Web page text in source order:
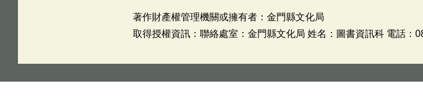
著作財產權管理機關或擁有者：金門縣文化局
取得授權資訊：聯絡處室：金門縣文化局 姓名：圖書資訊科 電話：